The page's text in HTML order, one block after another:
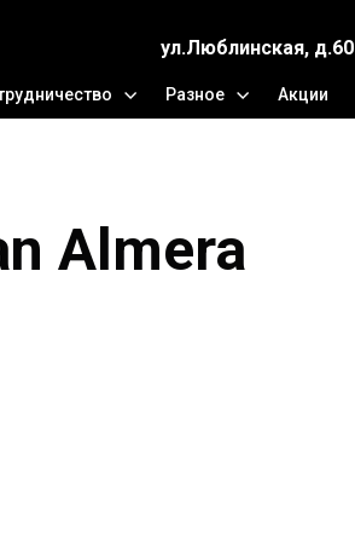
ул.Люблинская, д.60
Разное Акции
Almera